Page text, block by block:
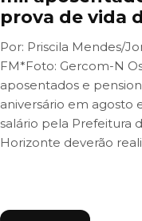
prova de vida
Por: Priscila Mendes/
FM*Foto: Gercom-N
aposentados e
aniversário em agosto
salário pela Prefeitura
Horizonte deverão